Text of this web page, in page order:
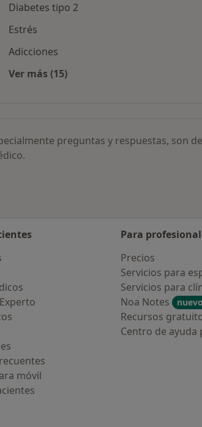
Diabetes tipo 2
Estrés
Adicciones
Ver más (15)
preguntas y respuestas, son
móvil
Para
Precios
Servicios para
Servicios para
Noa Notes
nuevo
Recursos
Centro de ayuda